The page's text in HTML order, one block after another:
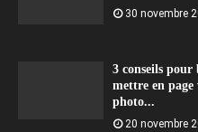
30 novembre
3 conseils pour
mettre en
photo...
20 novembre